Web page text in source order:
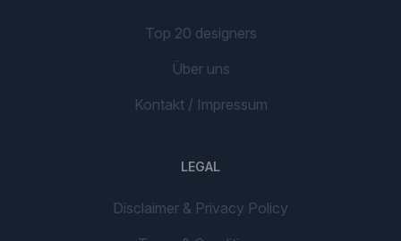
Top 20 designers
Über uns
Kontakt / Impressum
LEGAL
Disclaimer & Privacy Policy